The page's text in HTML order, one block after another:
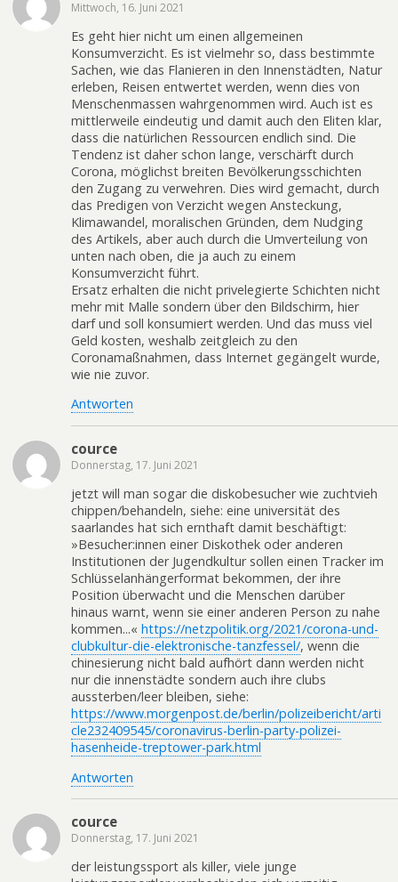
Mittwoch, 16. Juni 2021
Es geht hier nicht um einen allgemeinen
Konsumverzicht. Es ist vielmehr so, dass bestimmte
Sachen, wie das Flanieren in den Innenstädten, Natur
erleben, Reisen entwertet werden, wenn dies von
Menschenmassen wahrgenommen wird. Auch ist es
mittlerweile eindeutig und damit auch den Eliten klar,
dass die natürlichen Ressourcen endlich sind. Die
Tendenz ist daher schon lange, verschärft durch
Corona, möglichst breiten Bevölkerungsschichten
den Zugang zu verwehren. Dies wird gemacht, durch
das Predigen von Verzicht wegen Ansteckung,
Klimawandel, moralischen Gründen, dem Nudging
des Artikels, aber auch durch die Umverteilung von
unten nach oben, die ja auch zu einem
Konsumverzicht führt.
Ersatz erhalten die nicht privelegierte Schichten nicht
mehr mit Malle sondern über den Bildschirm, hier
darf und soll konsumiert werden. Und das muss viel
Geld kosten, weshalb zeitgleich zu den
Coronamaßnahmen, dass Internet gegängelt wurde,
wie nie zuvor.
Antworten
cource
Donnerstag, 17. Juni 2021
jetzt will man sogar die diskobesucher wie zuchtvieh
chippen/behandeln, siehe: eine universität des
saarlandes hat sich ernthaft damit beschäftigt:
»Besucher:innen einer Diskothek oder anderen
Institutionen der Jugendkultur sollen einen Tracker im
Schlüsselanhängerformat bekommen, der ihre
Position überwacht und die Menschen darüber
hinaus warnt, wenn sie einer anderen Person zu nahe
kommen...« https://netzpolitik.org/2021/corona-und-
clubkultur-die-elektronische-tanzfessel/, wenn die
chinesierung nicht bald aufhört dann werden nicht
nur die innenstädte sondern auch ihre clubs
aussterben/leer bleiben, siehe:
https://www.morgenpost.de/berlin/polizeibericht/arti
cle232409545/coronavirus-berlin-party-polizei-
hasenheide-treptower-park.html
Antworten
cource
Donnerstag, 17. Juni 2021
der leistungssport als killer, viele junge